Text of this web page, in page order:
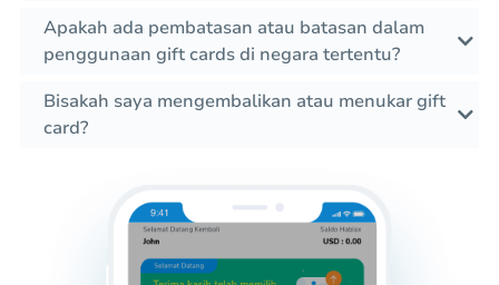
Apakah ada pembatasan atau batasan dalam
penggunaan gift cards di negara tertentu?
Bisakah saya mengembalikan atau menukar gift
card?